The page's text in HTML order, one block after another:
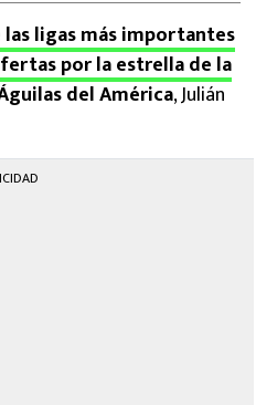
las ligas más importantes
por la estrella de la
del América, Julián